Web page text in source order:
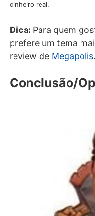
dinheiro real.
Dica: Para quem
prefere um tema
review de Megapolis.
Conclusão/